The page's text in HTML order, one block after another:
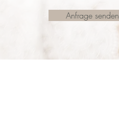
Anfrage senden